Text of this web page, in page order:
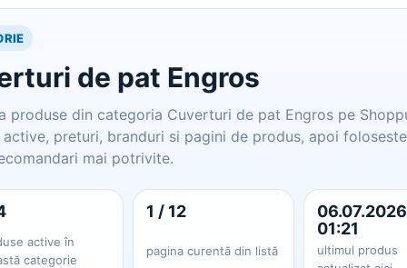
de pat Engros
produse din categoria Cuverturi de pat Engros pe
preturi, branduri si pagini de produs, apoi
mai potrivite.
active în
categorie
1 / 12
pagina curentă din listă
06.07.2026
01:21
ultimul produs